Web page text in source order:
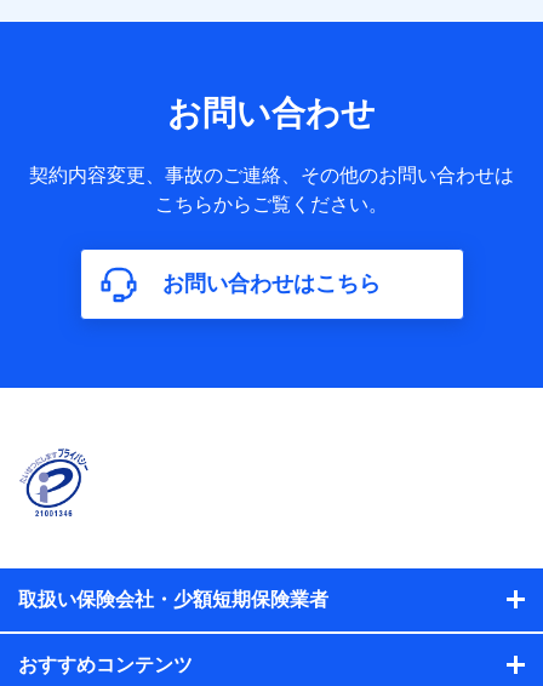
送信履歴などの情報）が含まれます。
約に関する情報。例として、保険契約者及び被保険者の氏
名、住所、生年月日、性別、保険契約者と被保険者の関係、
保険加入の目的、保険商品の内容、保険料、保険料のお支払
年数などの情報、ペットの種類や年齢などの情報などが含ま
れます。
【共同して利用する者の範囲】
株式会社NTTドコモ
当社又は株式会社NTTドコモが提供する保険関連サービスに
おけるユーザ登録受付および管理のため
当社又は株式会社NTTドコモと取引のあるもしくは委託を受
れらに付帯、関連する当社、株式会社NTTドコモおよび提携
会社のサービスを案内、提供するため
析して、お客さまの趣味・嗜好・傾向に応じたサービス・商
お問い合わせ
契約内容変更、事故のご連絡、その他のお問い合わせは
こちらからご覧ください。
お問い合わせはこちら
取扱い保険会社・少額短期保険業者
おすすめコンテンツ